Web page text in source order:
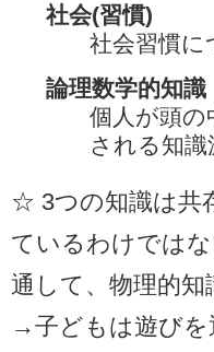
社会(習慣)
社会習慣に
論理数学的知識
個人が頭の
される知
☆ 3つの知識は共
ているわけでは
通して、物理的
→子どもは遊びを